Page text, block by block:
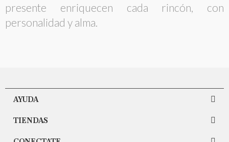
presente enriquecen cada rincón, con
personalidad y alma.
AYUDA
TIENDAS